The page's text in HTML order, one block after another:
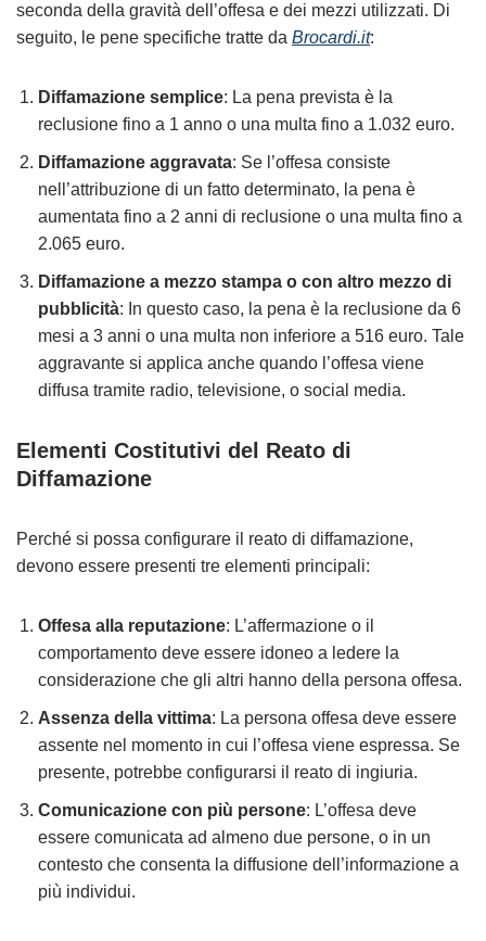
seconda della gravità dell’offesa e dei mezzi utilizzati. Di
seguito, le pene specifiche tratte da Brocardi.it:
Diffamazione semplice: La pena prevista è la
reclusione fino a 1 anno o una multa fino a 1.032 euro.
Diffamazione aggravata: Se l’offesa consiste
nell’attribuzione di un fatto determinato, la pena è
aumentata fino a 2 anni di reclusione o una multa fino a
2.065 euro.
Diffamazione a mezzo stampa o con altro mezzo di
pubblicità: In questo caso, la pena è la reclusione da 6
mesi a 3 anni o una multa non inferiore a 516 euro. Tale
aggravante si applica anche quando l’offesa viene
diffusa tramite radio, televisione, o social media.
Elementi Costitutivi del Reato di
Diffamazione
Perché si possa configurare il reato di diffamazione,
devono essere presenti tre elementi principali:
Offesa alla reputazione: L’affermazione o il
comportamento deve essere idoneo a ledere la
considerazione che gli altri hanno della persona offesa.
Assenza della vittima: La persona offesa deve essere
assente nel momento in cui l’offesa viene espressa. Se
presente, potrebbe configurarsi il reato di ingiuria.
Comunicazione con più persone: L’offesa deve
essere comunicata ad almeno due persone, o in un
contesto che consenta la diffusione dell’informazione a
più individui.